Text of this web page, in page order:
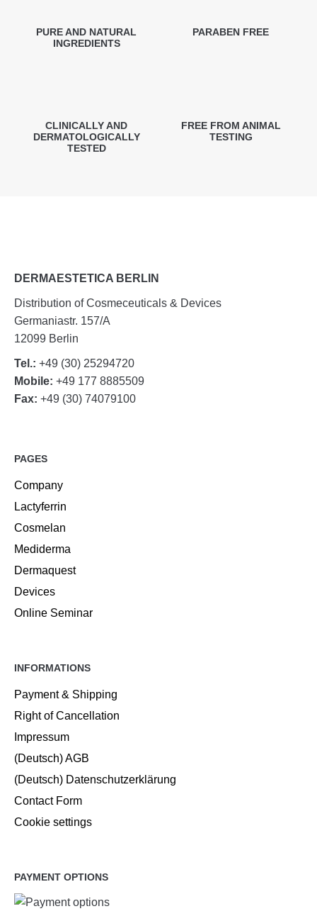
PURE AND NATURAL
INGREDIENTS
PARABEN FREE
CLINICALLY AND
DERMATOLOGICALLY
TESTED
FREE FROM ANIMAL
TESTING
DERMAESTETICA BERLIN
Distribution of Cosmeceuticals & Devices
Germaniastr. 157/A
12099 Berlin
Tel.: +49 (30) 25294720
Mobile: +49 177 8885509
Fax: +49 (30) 74079100
PAGES
Company
Lactyferrin
Cosmelan
Mediderma
Dermaquest
Devices
Online Seminar
INFORMATIONS
Payment & Shipping
Right of Cancellation
Impressum
(Deutsch) AGB
(Deutsch) Datenschutzerklärung
Contact Form
Cookie settings
PAYMENT OPTIONS